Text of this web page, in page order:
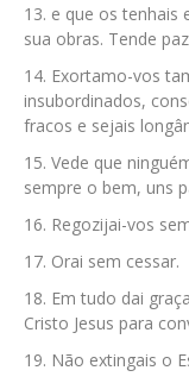
e que os tenhais
sua obras. Tende
Exortamo-vos
insubordinados,
fracos e sejais
Vede que
sempre o bem, uns
Regozijai-vos
Orai sem cessar.
Em tudo dai
Cristo Jesus para
Não extingais o